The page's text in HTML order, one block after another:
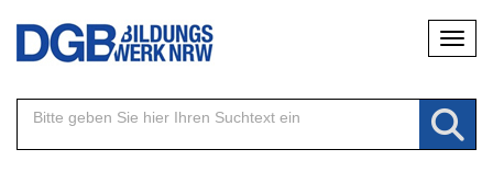
Direkt
Inhalt